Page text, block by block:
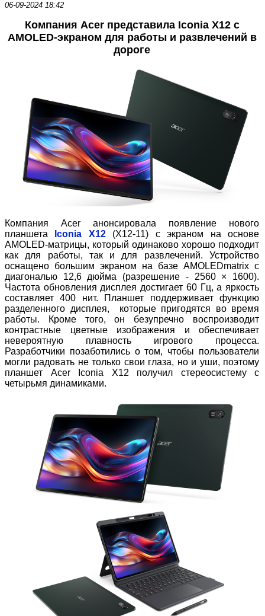
06-09-2024 18:42
Компания Acer представила Iconia X12 с
AMOLED-экраном для работы и развлечений в
дороге
Компания Acer анонсировала появление нового
планшета
Iconia X12
(X12-11) с экраном на основе
AMOLED-матрицы, который одинаково хорошо подходит
как для работы, так и для развлечений. Устройство
оснащено большим экраном на базе AMOLEDmatrix с
диагональю 12,6 дюйма (разрешение - 2560 × 1600).
Частота обновления дисплея достигает 60 Гц, а яркость
составляет 400 нит. Планшет поддерживает функцию
разделенного дисплея, которые пригодятся во время
работы. Кроме того, он безупречно воспроизводит
контрастные цветные изображения и обеспечивает
невероятную плавность игрового процесса.
Разработчики позаботились о том, чтобы пользователи
могли радовать не только свои глаза, но и уши, поэтому
планшет Acer Iconia X12 получил стереосистему с
четырьмя динамиками.